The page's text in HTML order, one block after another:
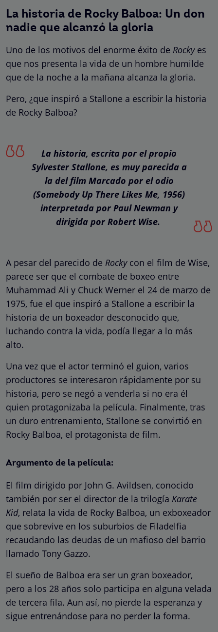
La historia de Rocky Balboa: Un don
nadie que alcanzó la gloria
Uno de los motivos del enorme éxito de Rocky es
que nos presenta la vida de un hombre humilde
que de la noche a la mañana alcanza la gloria.
Pero, ¿que inspiró a Stallone a escribir la historia
de Rocky Balboa?
La historia, escrita por el propio
Sylvester Stallone, es muy parecida a
la del film Marcado por el odio
(Somebody Up There Likes Me, 1956)
interpretada por Paul Newman y
dirigida por Robert Wise.
A pesar del parecido de Rockycon el film de Wise,
parece ser que el combate de boxeo entre
Muhammad Ali y Chuck Werner el 24 de marzo de
1975, fue el que inspiró a Stallone a escribir la
historia de un boxeador desconocido que,
luchando contra la vida, podía llegar a lo más
alto.
Una vez que el actor terminó el guion, varios
productores se interesaron rápidamente por su
historia, pero se negó a venderla si no era él
quien protagonizaba la película. Finalmente, tras
un duro entrenamiento, Stallone se convirtió en
Rocky Balboa, el protagonista de film.
Argumento de la película:
El film dirigido por John G. Avildsen, conocido
también por ser el director de la trilogía Karate
Kid, relata la vida de Rocky Balboa, un exboxeador
que sobrevive en los suburbios de Filadelfia
recaudando las deudas de un mafioso del barrio
llamado Tony Gazzo.
El sueño de Balboa era ser un gran boxeador,
pero a los 28 años solo participa en alguna velada
de tercera fila. Aun así, no pierde la esperanza y
sigue entrenándose para no perder la forma.